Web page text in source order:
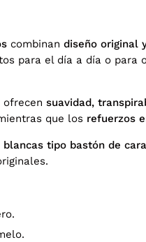
combinan diseño original
para el día a día o para
ofrecen suavidad,
que los refuerzos
tipo bastón de